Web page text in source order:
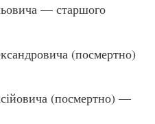
— старшого
(посмертно)
(посмертно) —